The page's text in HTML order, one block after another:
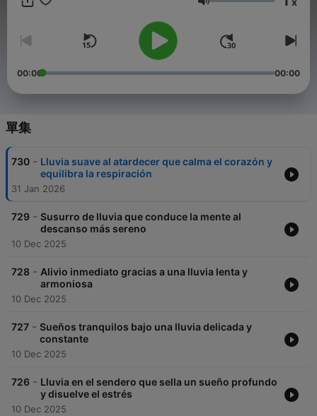
suavidad. Lo mencionamos desde el inicio porque cuando
eliges Lluvia Para Soñar, eliges cuidarte a ti mismo sin
interrupciones. A veces llegas porque el día te dejó a mitad de
un bosque simbólico, rodeado de pensamientos que hacen eco
relajante que acompaña sin invadir. Otras veces vienes
descanso, un descanso que se siente como hundirse
lentamente en el sueño, dejándote envolver por algo inmersivo,
casi táctil. También puede que necesites un ritmo que se repita
en bucle, un patrón que te sostenga, que te recuerde que
volver a tu centro no tiene que ser complicado. En Lluvia Para
Soñar, todo eso ocurre en una cadencia que parece hecha
exclusivamente para ti. Pero antes de que llegue esa calma,
suele aparecer un conflicto íntimo: quieres avanzar, pero tu
cuerpo pide quietud; buscas silencio, pero necesitas un sonido
que te acompañe. En ese punto, la tormenta eléctrica vuelve a
lenguaje. Junto al susurro de ASMR, te roza como una caricia
suave que despierta la concentración sin presión. En ese
ambiente, la tienda de campaña se convierte en refugio
cercano, no lejano. La meditación se vuelve un gesto natural,
como avanzar lentamente por un bosque que reconoce tus
pasos. Mientras sigues escuchando Lluvia Para Soñar, notas
cómo tu respiración inicia un pequeño maratón hacia la calma
profunda, cómo tu mente se prepara para entregar el sueño
sin resistencia. A medida que la experiencia se vuelve más
音量
00:00 00:00
單集
730 - Lluvia suave al atardecer que calma el corazón y
equilibra la respiración
31 Jan 2026
729 - Susurro de lluvia que conduce la mente al
descanso más sereno
10 Dec 2025
728 - Alivio inmediato gracias a una lluvia lenta y
armoniosa
10 Dec 2025
727 - Sueños tranquilos bajo una lluvia delicada y
constante
10 Dec 2025
726 - Lluvia en el sendero que sella un sueño profundo
y disuelve el estrés
10 Dec 2025